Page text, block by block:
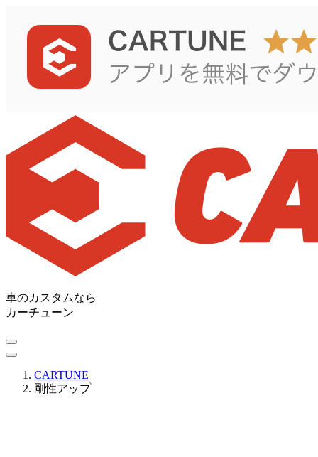
車のカスタムなら
カーチューン
CARTUNE
剛性アップ